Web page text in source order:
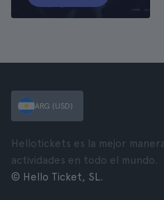
ARG (USD)
Hellotickets es la mejor
actividades en todo el mundo.
© Hello Ticket, SL.